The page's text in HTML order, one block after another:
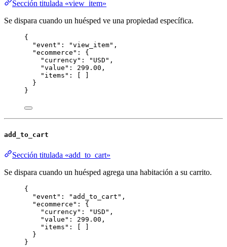
Sección titulada «view_item»
Se dispara cuando un huésped ve una propiedad específica.
{
"event" : "view_item" ,
"ecommerce" : {
"currency" : " USD " ,
"value" : 299.00 ,
"items" : [ ]
}
}
add_to_cart
Sección titulada «add_to_cart»
Se dispara cuando un huésped agrega una habitación a su carrito.
{
"event" : " add_to_cart " ,
"ecommerce" : {
"currency" : " USD " ,
"value" : 299.00 ,
"items" : [ ]
}
}